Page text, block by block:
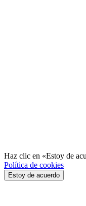
Haz clic en «Estoy de
Política de cookies
Estoy de acuerdo